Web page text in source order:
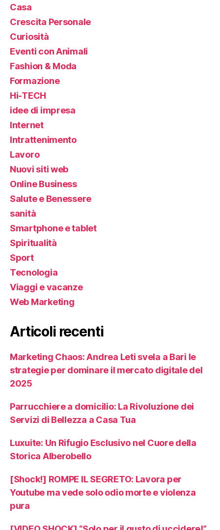
Casa
Crescita Personale
Curiosità
Eventi con Animali
Fashion & Moda
Formazione
Hi-TECH
idee di impresa
Internet
Intrattenimento
Lavoro
Nuovi siti web
Online Business
Salute e Benessere
sanità
Smartphone e tablet
Spiritualità
Sport
Tecnologia
Viaggi e vacanze
Web Marketing
Articoli recenti
Marketing Chaos: Andrea Leti svela a Bari le
strategie per dominare il mercato digitale del
2025
Parrucchiere a domicilio: La Rivoluzione dei
Servizi di Bellezza a Casa Tua
Luxuite: Un Rifugio Esclusivo nel Cuore della
Storica Alberobello
[Shock!] ROMPE IL SEGRETO: Lavora per
Youtube ma vede solo odio morte e violenza
pura